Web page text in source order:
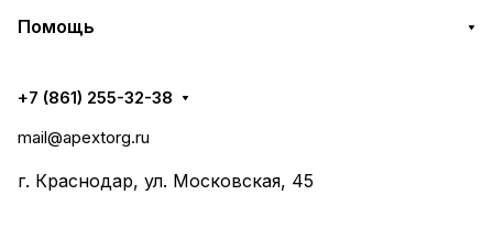
Помощь
+7 (861) 255-32-38
mail@apextorg.ru
г. Краснодар, ул. Московская, 45